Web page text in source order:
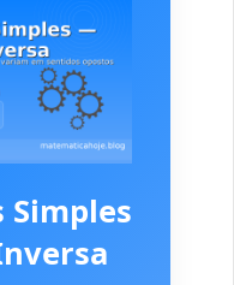
Simples